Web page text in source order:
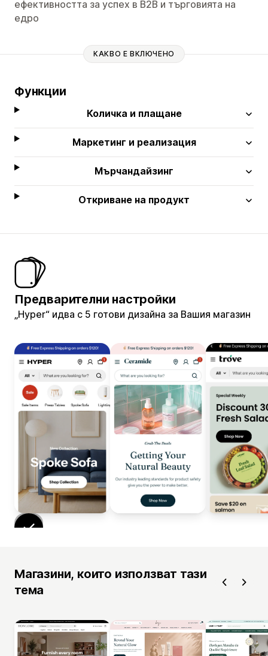
ефективността за успех в B2B и търговията на
едро
КАКВО Е ВКЛЮЧЕНО
Функции
Количка и плащане
Маркетинг и реализация
Мърчандайзинг
Откриване на продукт
Предварителни настройки
„Hyper“ идва с 5 готови дизайна за Вашия магазин
Магазини, които използват тази
тема